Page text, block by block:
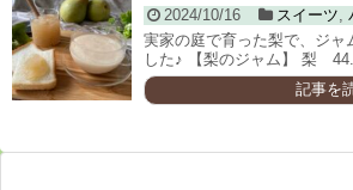
2024/10/16 スイーツ,
実家の庭で育った梨で、ジャ
した♪ 【梨のジャム】 梨
記事を